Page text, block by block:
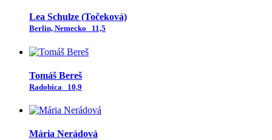
Lea Schulze (Točeková)
Berlin, Nemecko 11,5
Tomáš Bereš
Radobica 10,9
Mária Nerádová